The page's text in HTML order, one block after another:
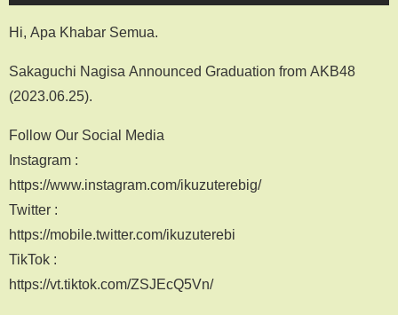
Hi, Apa Khabar Semua.
Sakaguchi Nagisa Announced Graduation from AKB48
(2023.06.25).
Follow Our Social Media
Instagram :
https://www.instagram.com/ikuzuterebig/
Twitter :
https://mobile.twitter.com/ikuzuterebi
TikTok :
https://vt.tiktok.com/ZSJEcQ5Vn/